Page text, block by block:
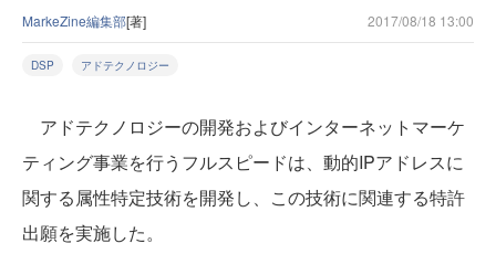
MarkeZine編集部[著] 2017/08/18 13:00
DSP アドテクノロジー
アドテクノロジーの開発およびインターネットマーケ
ティング事業を行うフルスピードは、動的IPアドレスに
関する属性特定技術を開発し、この技術に関連する特許
出願を実施した。